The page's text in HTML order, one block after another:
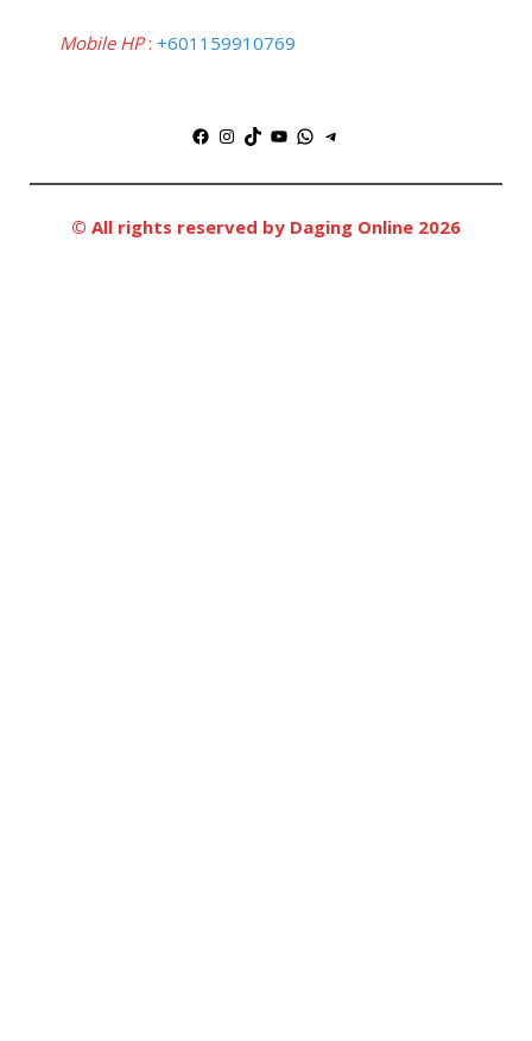
Mobile HP: +601159910769
Facebook
Instagram
TikTok
YouTube
WhatsApp
Telegram
© All rights reserved by Daging Online 2026